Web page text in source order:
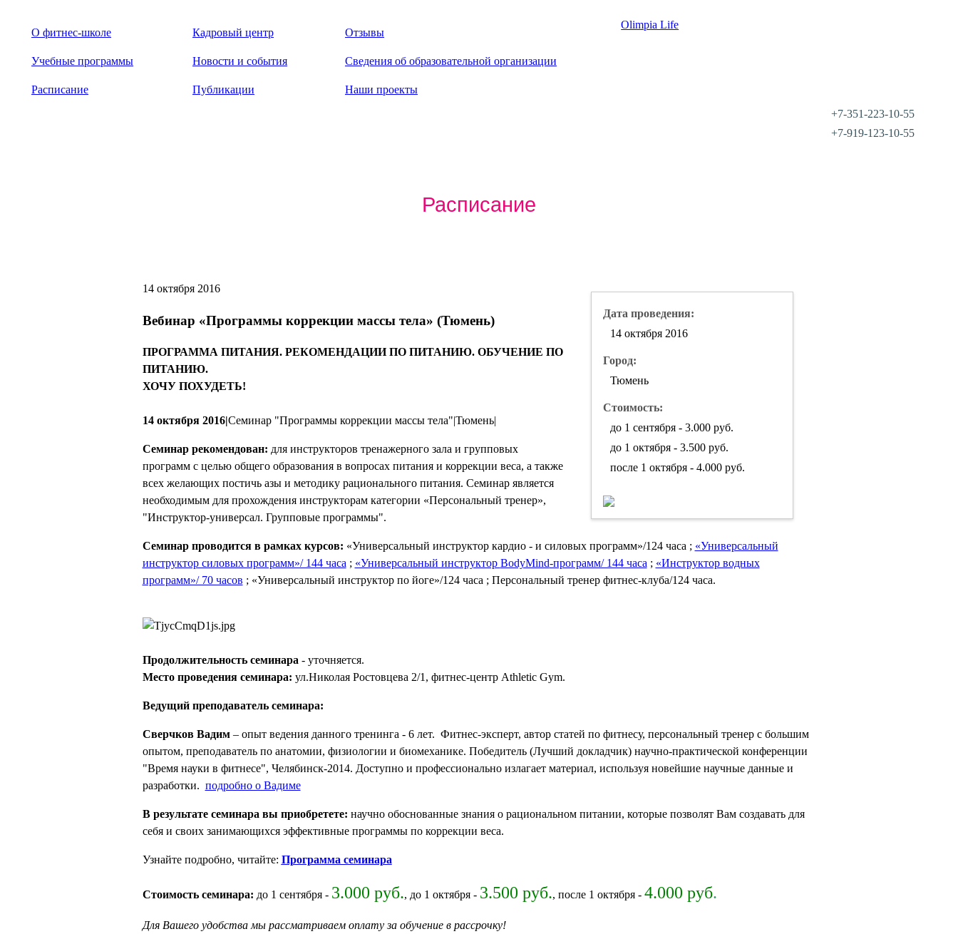
О фитнес-школе Кадровый центр Отзывы
Учебные программы Новости и события Сведения об образовательной организации
Расписание Публикации Наши проекты
Olimpia Life
+7-351-223-10-55
+7-919-123-10-55
Расписание
Дата проведения:
14 октября 2016
Город:
Тюмень
Стоимость:
до 1 сентября - 3.000 руб.
до 1 октября - 3.500 руб.
после 1 октября - 4.000 руб.
14 октября 2016
Вебинар «Программы коррекции массы тела» (Тюмень)
ПРОГРАММА ПИТАНИЯ. РЕКОМЕНДАЦИИ ПО ПИТАНИЮ. ОБУЧЕНИЕ ПО
ПИТАНИЮ.
ХОЧУ ПОХУДЕТЬ!
14 октября 2016|Семинар "Программы коррекции массы тела"|Тюмень|
Cеминар рекомендован: для инструкторов тренажерного зала и групповых
программ с целью общего образования в вопросах питания и коррекции веса, а также
всех желающих постичь азы и методику рационального питания. Семинар является
необходимым для прохождения инструкторам категории «Персональный тренер»,
"Инструктор-универсал. Групповые программы".
Cеминар проводится в рамках курсов: «Универсальный инструктор кардио - и силовых программ»/124 часа ; «Универсальный
инструктор силовых программ»/ 144 часа; «Универсальный инструктор BodyMind-программ/ 144 часа; «Инструктор водных
программ»/ 70 часов ; «Универсальный инструктор по йоге»/124 часа ; Персональный тренер фитнес-клуба/124 часа.
Продолжительность семинара- уточняется.
Место проведения семинара: ул.Николая Ростовцева 2/1, фитнес-центр Athletic Gym.
Ведущий преподаватель семинара:
Сверчков Вадим– опыт ведения данного тренинга - 6 лет. Фитнес-эксперт, автор статей по фитнесу, персональный тренер с большим
опытом, преподаватель по анатомии, физиологии и биомеханике. Победитель (Лучший докладчик) научно-практической конференции
"Время науки в фитнесе", Челябинск-2014. Доступно и профессионально излагает материал, используя новейшие научные данные и
разработки. подробно о Вадиме
В результате семинара вы приобретете: научно обоснованные знания о рациональном питании, которые позволят Вам создавать для
себя и своих занимающихся эффективные программы по коррекции веса.
Узнайте подробно, читайте: Программа семинара
Стоимость семинара: до 1 сентября - 3.000 руб., до 1 октября - 3.500 руб., после 1 октября - 4.000 руб.
Для Вашего удобства мы рассматриваем оплату за обучение в рассрочку!